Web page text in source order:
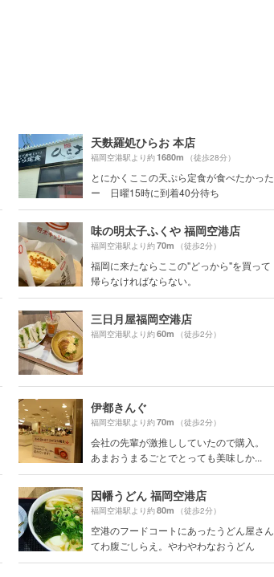
天麩羅処ひらお 本店
福岡空港駅より約1680m （徒歩28分）
とにかくここの天ぷら定食が食べたかった
ー 日曜15時に到着40分待ち
味の明太子ふくや 福岡空港店
福岡空港駅より約70m （徒歩2分）
福岡に来たならここの"どっから"を買って
帰らなければならない。
三日月屋福岡空港店
福岡空港駅より約60m （徒歩2分）
伊都きんぐ
福岡空港駅より約70m （徒歩2分）
会社の先輩が激推ししていたので購入。
あまおうまるごとでとっても美味しか...
因幡うどん 福岡空港店
福岡空港駅より約80m （徒歩2分）
空港のフードコートにあったうどん屋さん
てわ腹ごしらえ。やわやわなおうどん